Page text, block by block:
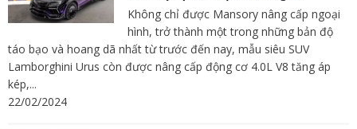
Không chỉ được Mansory nâng cấp ngoại
hình, trở thành một trong những bản độ
táo bạo và hoang dã nhất từ trước đến nay, mẫu siêu SUV
Lamborghini Urus còn được nâng cấp động cơ 4.0L V8 tăng áp
kép,...
22/02/2024